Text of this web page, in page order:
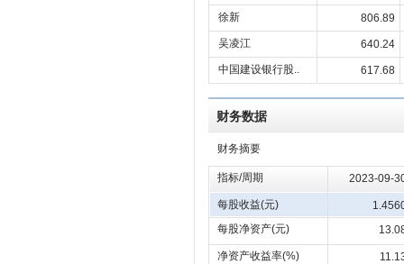
徐新
806.89
吴凌江
640.24
中国建设银行股..
617.68
财务数据
财务摘要
指标/周期 2023-09-
每股收益(元)
每股净资产(元)
净资产收益率(%)